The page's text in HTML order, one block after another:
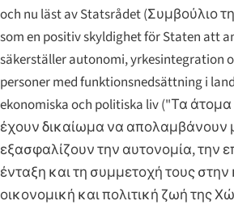
och nu läst av Statsrådet (Συμβούλιο
som en positiv skyldighet för Staten att
säkerställer autonomi, yrkesintegration
personer med funktionsnedsättning i
ekonomiska och politiska liv ("Τα άτομα
έχουν δικαίωμα να απολαμβάνουν
εξασφαλίζουν την αυτονομία, την
ένταξη και τη συμμετοχή τους
οικονομική και πολιτική ζωή της